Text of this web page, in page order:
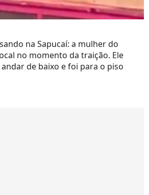
na Sapucaí: a mulher do
no momento da traição. Ele
de baixo e foi para o piso